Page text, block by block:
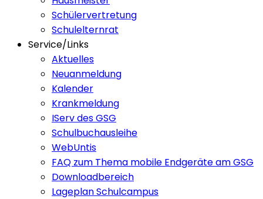
Schülervertretung
Schulelternrat
Service/Links
Aktuelles
Neuanmeldung
Kalender
Krankmeldung
IServ des GSG
Schulbuchausleihe
WebUntis
FAQ zum Thema mobile Endgeräte am GSG
Downloadbereich
Lageplan Schulcampus